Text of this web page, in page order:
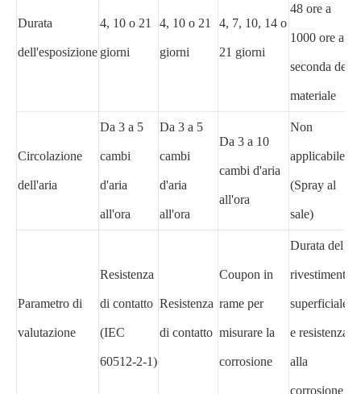
Durata
dell'esposizione
4, 10 o 21
giorni
4, 10 o 21
giorni
4, 7, 10, 14 o
21 giorni
48 ore a
1000 ore a
seconda del
materiale
Circolazione
dell'aria
Da 3 a 5
cambi
d'aria
all'ora
Da 3 a 5
cambi
d'aria
all'ora
Da 3 a 10
cambi d'aria
all'ora
Non
applicabile
(Spray al
sale)
Parametro di
valutazione
Resistenza
di contatto
(IEC
60512-2-1)
Resistenza
di contatto
Coupon in
rame per
misurare la
corrosione
Durata del
rivestimento
superficiale
e resistenza
alla
corrosione